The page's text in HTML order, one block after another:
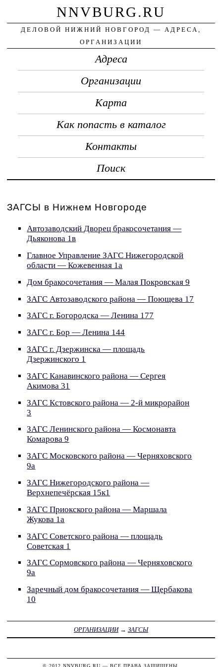
NNVBURG.RU
ДЕЛОВОЙ НИЖНИЙ НОВГОРОД — АДРЕСА,
ОРГАНИЗАЦИИ
Адреса
Организации
Карта
Как попасть в каталог
Контакты
Поиск
ЗАГСЫ в Нижнем Новгороде
Автозаводский Дворец бракосочетания —
Дьяконова 1в
Главное Управление ЗАГС Нижегородской
области — Кожевенная 1а
Дом бракосочетания — Малая Покровская 9
ЗАГС Автозаводского района — Поющева 17
ЗАГС г. Богородска — Ленина 177
ЗАГС г. Бор — Ленина 144
ЗАГС г. Дзержинска — площадь
Дзержинского 1
ЗАГС Канавинского района — Сергея
Акимова 31
ЗАГС Кстовского района — 2-й микрорайон
3
ЗАГС Ленинского района — Космонавта
Комарова 9
ЗАГС Московского района — Черняховского
9а
ЗАГС Нижегородского района —
Верхнепечёрская 15к1
ЗАГС Приокского района — Маршала
Жукова 1а
ЗАГС Советского района — площадь
Советская 1
ЗАГС Сормовского района — Черняховского
9а
Заречный дом бракосочетания — Щербакова
10
ОРГАНИЗАЦИИ→ ЗАГСЫ